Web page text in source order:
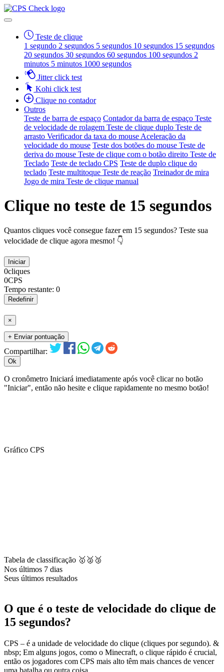
Teste de clique
1 segundo 2 segundos 5 segundos 10 segundos 15 segundos
20 segundos 30 segundos 60 segundos 100 segundos 2
minutos 5 minutos 1000 segundos
Jitter click test
Kohi click test
Clique no contador
Outros
Teste de barra de espaço Contador da barra de espaço Teste
de velocidade de rolagem Teste de clique duplo Teste de
arrasto Verificador da taxa do mouse Aceleração da
velocidade do mouse Teste dos botões do mouse Teste de
deriva do mouse Teste de clique com o botão direito Teste de
Teclado Teste de teclado CPS Teste de duplo clique do
teclado Teste multitoque Teste de reação Treinador de mira
Jogo de mira Teste de clique manual
Clique no teste de 15 segundos
Quantos cliques você consegue fazer em 15 segundos? Teste sua
velocidade de clique agora mesmo! 👇
Iniciar
0cliques
0CPS
Tempo restante: 0
Redefinir
×
+ Enviar pontuação
Compartilhar:
Ok
O cronômetro Iniciará imediatamente após você clicar no botão
"Iniciar", então não hesite e clique rapidamente no mesmo botão!
Gráfico CPS
Tabela de classificação 🥇🥈🥉
Nos últimos 7 dias
Seus últimos resultados
O que é o teste de velocidade do clique de
15 segundos?
CPS – é a unidade de velocidade do clique (cliques por segundo). &
nbsp; Em alguns jogos, como o Minecraft, o clique rápido é crucial,
então os jogadores com CPS mais alto têm mais chances de vencer
uma batalha ou outra coisa.